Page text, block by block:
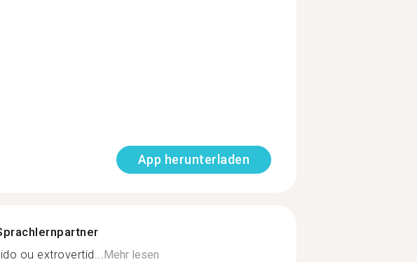
App herunterladen
ou extrovertid...Mehr lesen